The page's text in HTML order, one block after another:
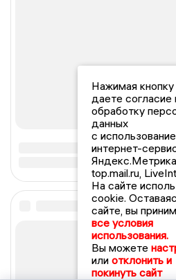
Нажимая
даете согласие
обработку
данных
с
интернет-
top.mail.ru,
На сайте
cookie.
сайте, вы
все условия
использования.
Вы можете
или отклонить и
покинуть сайт